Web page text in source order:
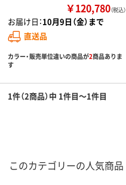
￥120,780（税込）
お届け日：10月9日（金）まで
直送品
カラー・販売単位違いの商品が2商品ありま
す
1件（2商品）中 1件目～1件目
このカテゴリーの人気商品